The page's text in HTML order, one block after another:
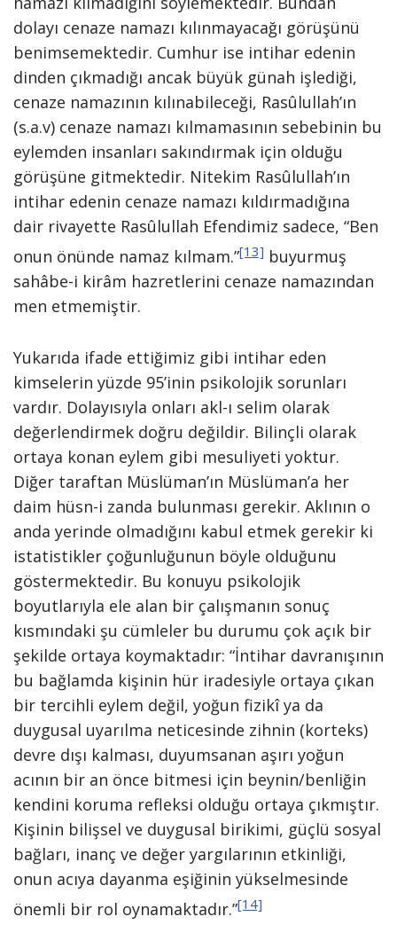
dolayı cenaze namazı kılınmayacağı görüşünü
benimsemektedir. Cumhur ise intihar edenin
dinden çıkmadığı ancak büyük günah işlediği,
cenaze namazının kılınabileceği, Rasûlullah’ın
(s.a.v) cenaze namazı kılmamasının sebebinin bu
eylemden insanları sakındırmak için olduğu
görüşüne gitmektedir. Nitekim Rasûlullah’ın
intihar edenin cenaze namazı kıldırmadığına
dair rivayette Rasûlullah Efendimiz sadece, “Ben
onun önünde namaz kılmam.”[13] buyurmuş
sahâbe-i kirâm hazretlerini cenaze namazından
men etmemiştir.
Yukarıda ifade ettiğimiz gibi intihar eden
kimselerin yüzde 95’inin psikolojik sorunları
vardır. Dolayısıyla onları akl-ı selim olarak
değerlendirmek doğru değildir. Bilinçli olarak
ortaya konan eylem gibi mesuliyeti yoktur.
Diğer taraftan Müslüman’ın Müslüman’a her
daim hüsn-i zanda bulunması gerekir. Aklının o
anda yerinde olmadığını kabul etmek gerekir ki
istatistikler çoğunluğunun böyle olduğunu
göstermektedir. Bu konuyu psikolojik
boyutlarıyla ele alan bir çalışmanın sonuç
kısmındaki şu cümleler bu durumu çok açık bir
şekilde ortaya koymaktadır: “İntihar davranışının
bu bağlamda kişinin hür iradesiyle ortaya çıkan
bir tercihli eylem değil, yoğun fizikî ya da
duygusal uyarılma neticesinde zihnin (korteks)
devre dışı kalması, duyumsanan aşırı yoğun
acının bir an önce bitmesi için beynin/benliğin
kendini koruma refleksi olduğu ortaya çıkmıştır.
Kişinin bilişsel ve duygusal birikimi, güçlü sosyal
bağları, inanç ve değer yargılarının etkinliği,
onun acıya dayanma eşiğinin yükselmesinde
önemli bir rol oynamaktadır.”[14]